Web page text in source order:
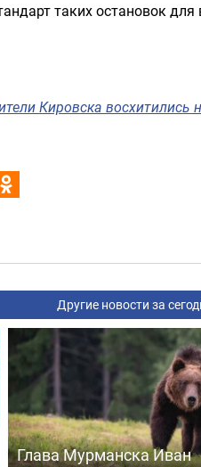
таких остановок для
Кировска
Другие новости за
Глава Мурманска Иван